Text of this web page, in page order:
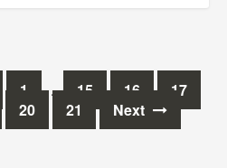
1 … 15 16
17
20 21 Next